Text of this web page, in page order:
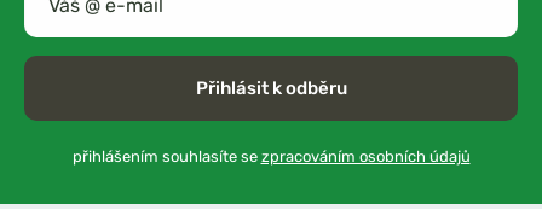
Přihlásit k odběru
přihlášením souhlasíte se zpracováním osobních údajů